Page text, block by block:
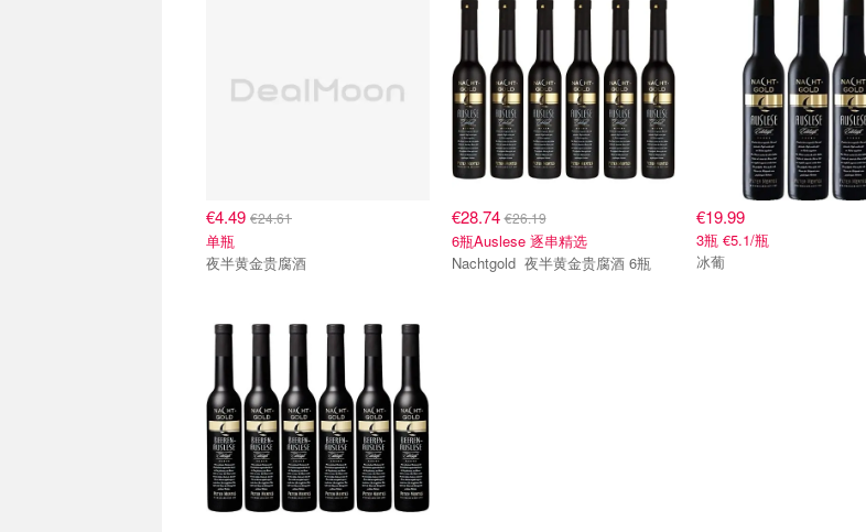
€4.49 €24.61
单瓶
夜半黄金贵腐酒
€28.74€26.19
6瓶Auslese 逐串精选
Nachtgold 夜半黄金贵腐酒 6瓶
€19.99
3瓶 €5.1/瓶
冰葡